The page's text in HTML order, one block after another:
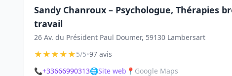
Sandy Chanroux – Psychologue, Thérapies
travail
26 Av. du Président Paul Doumer, 59130 Lambersart
★★★★★5/5•97 avis
📞+33666990313🌐Site web 📍 Google Maps